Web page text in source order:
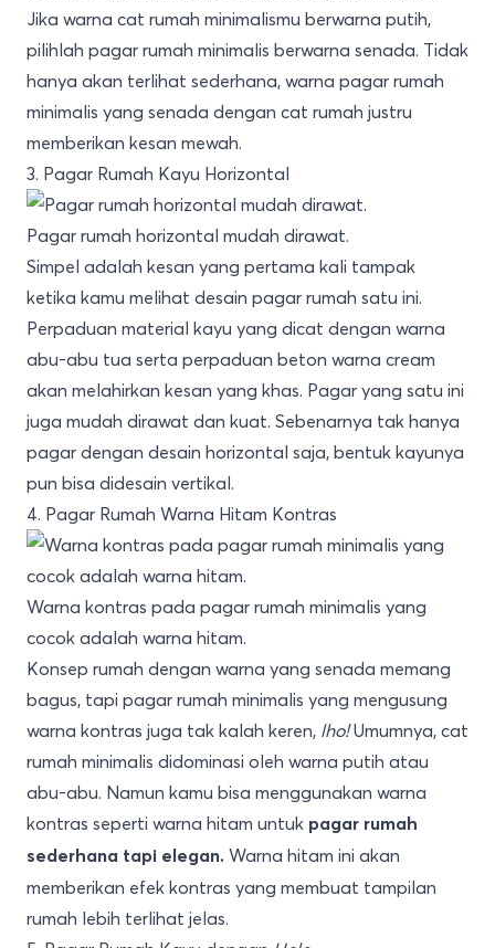
Jika warna cat rumah minimalismu berwarna putih,
pilihlah pagar rumah minimalis berwarna senada. Tidak
hanya akan terlihat sederhana, warna pagar rumah
minimalis yang senada dengan cat rumah justru
memberikan kesan mewah.
3. Pagar Rumah Kayu Horizontal
Pagar rumah horizontal mudah dirawat.
Simpel adalah kesan yang pertama kali tampak
ketika kamu melihat desain pagar rumah satu ini.
Perpaduan material kayu yang dicat dengan warna
abu-abu tua serta perpaduan beton warna cream
akan melahirkan kesan yang khas. Pagar yang satu ini
juga mudah dirawat dan kuat. Sebenarnya tak hanya
pagar dengan desain horizontal saja, bentuk kayunya
pun bisa didesain vertikal.
4. Pagar Rumah Warna Hitam Kontras
Warna kontras pada pagar rumah minimalis yang
cocok adalah warna hitam.
Konsep rumah dengan warna yang senada memang
bagus, tapi pagar rumah minimalis yang mengusung
warna kontras juga tak kalah keren, lho!Umumnya, cat
rumah minimalis didominasi oleh warna putih atau
abu-abu. Namun kamu bisa menggunakan warna
kontras seperti warna hitam untuk pagar rumah
sederhana tapi elegan. Warna hitam ini akan
memberikan efek kontras yang membuat tampilan
rumah lebih terlihat jelas.